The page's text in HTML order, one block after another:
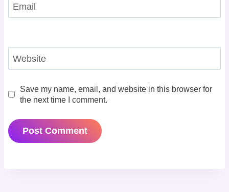
Email
Website
Save my name, email, and website in this browser for
the next time I comment.